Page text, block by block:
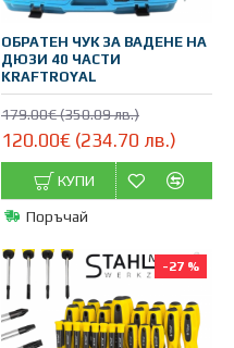
ОБРАТЕН ЧУК ЗА ВАДЕНЕ НА
ДЮЗИ 40 ЧАСТИ
KRAFTROYAL
179.00€ (350.09 лв.)
120.00€ (234.70 лв.)
КУПИ
Поръчай
-27 %